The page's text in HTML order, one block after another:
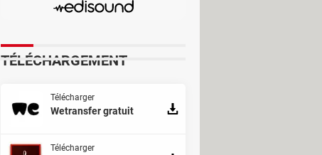
TÉLÉCHARGEMENT
Télécharger
Wetransfer gratuit
Télécharger